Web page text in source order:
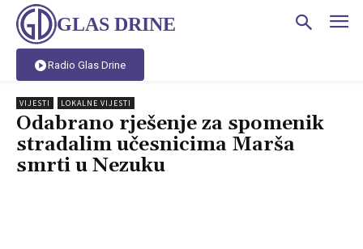
GLAS DRINE
Radio Glas Drine
VIJESTI LOKALNE VIJESTI
Odabrano rješenje za spomenik
stradalim učesnicima Marša
smrti u Nezuku